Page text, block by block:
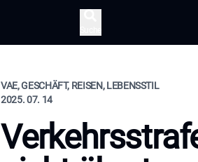
VAE, GESCHÄFT, REISEN, LEBENSSTIL
2025. 07. 14